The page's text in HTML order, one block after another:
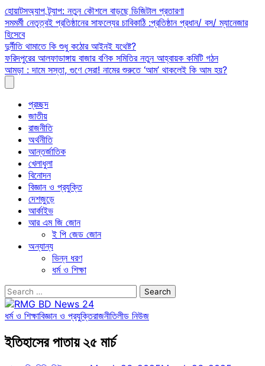
Skip
to
content
হোয়াটসঅ্যাপ ট্র্যাপ: নতুন কৌশলে বাড়ছে ডিজিটাল প্রতারণা
সমমর্মী নেতৃত্বই প্রতিষ্ঠানের সাফল্যের চাবিকাঠি :প্রতিষ্ঠান প্রধান/ বস/ ম্যানেজার
হিসেবে
দুর্নীতি থামাতে কি শুধু কঠোর আইনই যথেষ্ট?
ফরিদপুরের আলফাডাঙ্গায় বাজার বণিক সমিতির নতুন আহ্বায়ক কমিটি গঠন
আমড়া : দামে সস্তা, গুণে সেরা! নামের শুরুতে ‘আম’ থাকলেই কি আম হয়?
প্রচ্ছদ
জাতীয়
রাজনীতি
অর্থনীতি
আন্তর্জাতিক
খেলাধুলা
বিনোদন
বিজ্ঞান ও প্রযুক্তি
দেশজুড়ে
আর্কাইভ
আর এম জি জোন
ই পি জেড জোন
অন্যান্য
ভিন্ন ধরণ
ধর্ম ও শিক্ষা
Search
for:
ধর্ম ও শিক্ষাবিজ্ঞান ও প্রযুক্তিরাজনীতিলীড নিউজ
ইতিহাসের পাতায় ২৫ মার্চ